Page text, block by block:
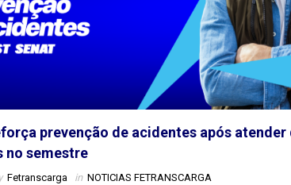
prevenção de acidentes após atender
no semestre
Fetranscarga in NOTICIAS FETRANSCARGA